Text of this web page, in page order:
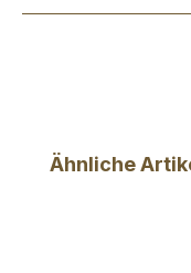
Produktgalerie
Ähnliche